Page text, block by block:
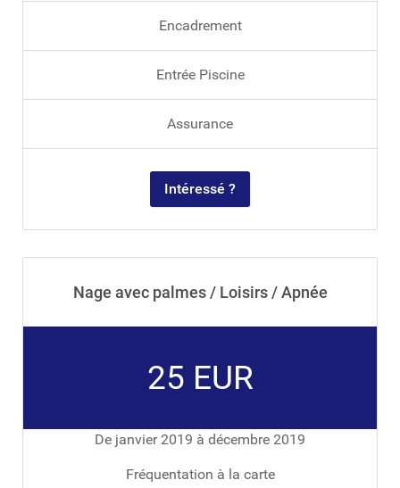
Encadrement
Entrée Piscine
Assurance
Intéressé ?
Nage avec palmes / Loisirs / Apnée
25 EUR
De janvier 2019 à décembre 2019
Fréquentation à la carte